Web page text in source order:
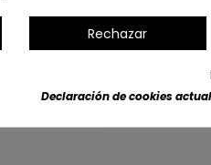
Detalles
Rechazar
Declaración de cookies